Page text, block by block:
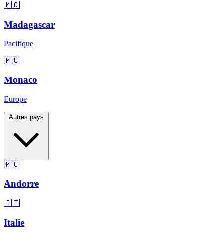
🇲🇬
Madagascar
Pacifique
🇲🇨
Monaco
Europe
Autres pays
🇲🇨
Andorre
🇮🇹
Italie